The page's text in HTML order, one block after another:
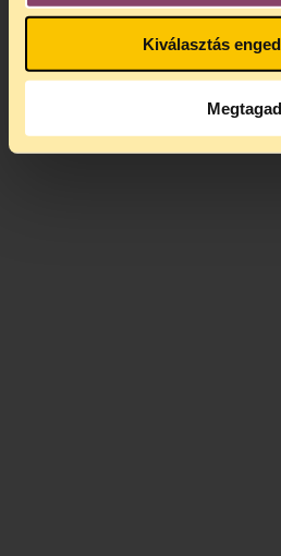
Kiválasztás
Megtagad